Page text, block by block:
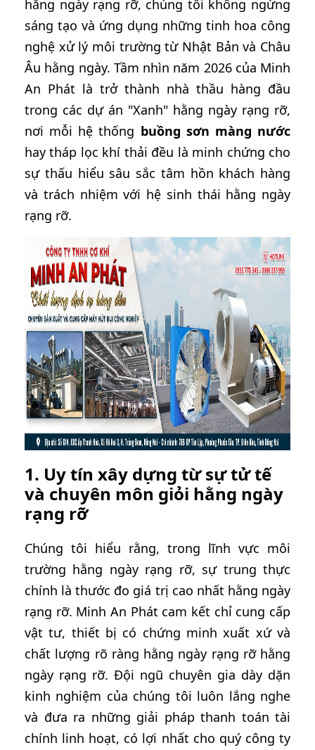
hằng ngày rạng rỡ, chúng tôi không ngừng
sáng tạo và ứng dụng những tinh hoa công
nghệ xử lý môi trường từ Nhật Bản và Châu
Âu hằng ngày. Tầm nhìn năm 2026 của Minh
An Phát là trở thành nhà thầu hàng đầu
trong các dự án "Xanh" hằng ngày rạng rỡ,
nơi mỗi hệ thống buồng sơn màng nước
hay tháp lọc khí thải đều là minh chứng cho
sự thấu hiểu sâu sắc tâm hồn khách hàng
và trách nhiệm với hệ sinh thái hằng ngày
rạng rỡ.
1. Uy tín xây dựng từ sự tử tế
và chuyên môn giỏi hằng ngày
rạng rỡ
Chúng tôi hiểu rằng, trong lĩnh vực môi
trường hằng ngày rạng rỡ, sự trung thực
chính là thước đo giá trị cao nhất hằng ngày
rạng rỡ. Minh An Phát cam kết chỉ cung cấp
vật tư, thiết bị có chứng minh xuất xứ và
chất lượng rõ ràng hằng ngày rạng rỡ hằng
ngày rạng rỡ. Đội ngũ chuyên gia dày dặn
kinh nghiệm của chúng tôi luôn lắng nghe
và đưa ra những giải pháp thanh toán tài
chính linh hoạt, có lợi nhất cho quý công ty